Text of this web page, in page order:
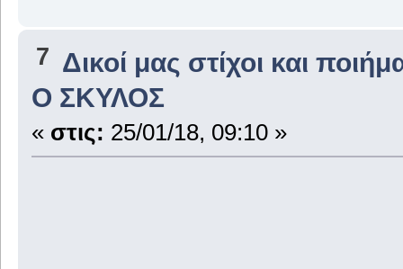
7 Δικοί μας στίχοι και
Ο ΣΚΥΛΟΣ
« στις: 25/01/18, 09:10 »